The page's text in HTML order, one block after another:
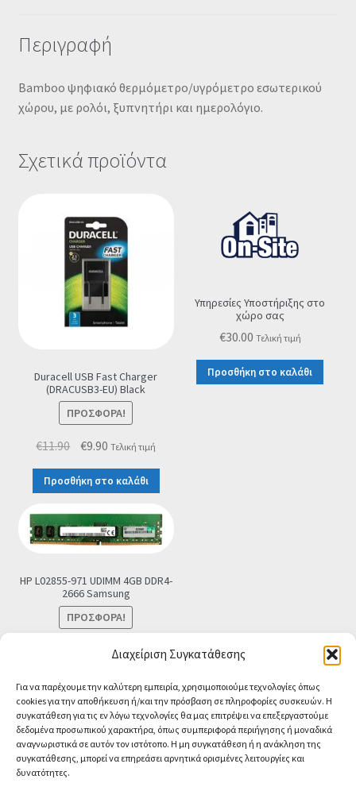
Διαχείριση Συγκατάθεσης
Για να παρέχουμε την καλύτερη εμπειρία, χρησιμοποιούμε τεχνολογίες όπως
cookies για την αποθήκευση ή/και την πρόσβαση σε πληροφορίες συσκευών. Η
συγκατάθεση για τις εν λόγω τεχνολογίες θα μας επιτρέψει να επεξεργαστούμε
δεδομένα προσωπικού χαρακτήρα, όπως συμπεριφορά περιήγησης ή μοναδικά
αναγνωριστικά σε αυτόν τον ιστότοπο. Η μη συγκατάθεση ή η ανάκληση της
συγκατάθεσης, μπορεί να επηρεάσει αρνητικά ορισμένες λειτουργίες και
δυνατότητες.
Περιγραφή
Bamboo ψηφιακό θερμόμετρο/υγρόμετρο εσωτερικού
χώρου, με ρολόι, ξυπνητήρι και ημερολόγιο.
Σχετικά προϊόντα
Duracell USB Fast Charger
(DRACUSB3-EU) Black
ΠΡΟΣΦΟΡΆ!
€11.90 Original
price
was:
€9.90 Η
τρέχουσα
τιμή
€9.90.
Τελική τιμή
Προσθήκη στο καλάθι
Υπηρεσίες Υποστήριξης στο
χώρο σας
€30.00 Τελική τιμή
Προσθήκη στο καλάθι
HP L02855-971 UDIMM 4GB DDR4-
2666 Samsung
ΠΡΟΣΦΟΡΆ!
Original
was:
€39.00.
Η
τιμή
είναι:
€33.00.
Τελική τιμή
Προσθήκη στο καλάθι